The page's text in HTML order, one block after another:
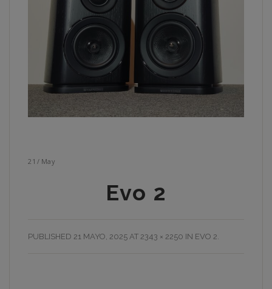
21 / May
Evo 2
PUBLISHED 21 MAYO, 2025 AT 2343 × 2250 IN EVO 2.